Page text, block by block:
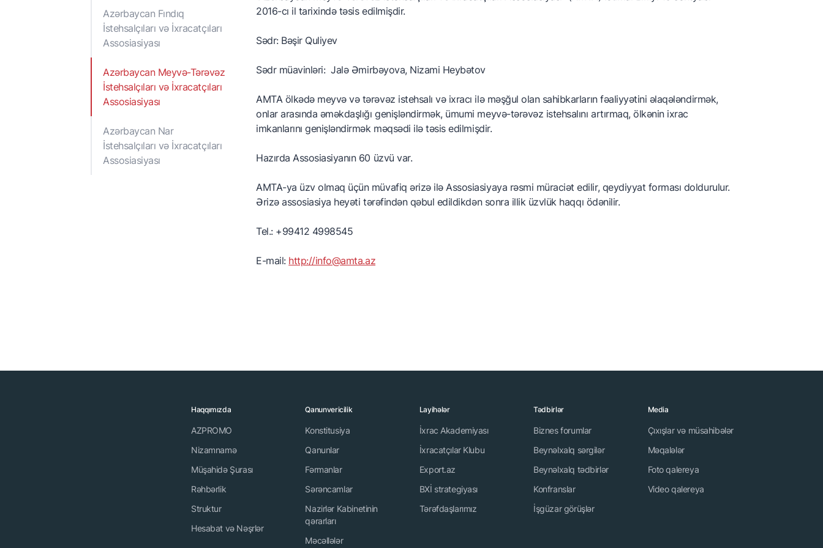
markalama
Xidmətlərimiz
Assosiasiyalar
İxracatçıları Assosiasiyası
Azərbaycan Fındıq
İstehsalçıları və İxracatçıları
Assosiasiyası
Azərbaycan Meyvə-Tərəvəz
İstehsalçıları və İxracatçıları
Assosiasiyası
Azərbaycan Nar
İstehsalçıları və İxracatçıları
Assosiasiyası
2016-cı il tarixində təsis edilmişdir.
Sədr: Bəşir Quliyev
Sədr müavinləri: Jalə Əmirbəyova, Nizami Heybətov
AMTA ölkədə meyvə və tərəvəz istehsalı və ixracı ilə məşğul olan sahibkarların fəaliyyətini əlaqələndirmək,
onlar arasında əməkdaşlığı genişləndirmək, ümumi meyvə-tərəvəz istehsalını artırmaq, ölkənin ixrac
imkanlarını genişləndirmək məqsədi ilə təsis edilmişdir.
Hazırda Assosiasiyanın 60 üzvü var.
AMTA-ya üzv olmaq üçün müvafiq ərizə ilə Assosiasiyaya rəsmi müraciət edilir, qeydiyyat forması doldurulur.
Ərizə assosiasiya heyəti tərəfindən qəbul edildikdən sonra illik üzvlük haqqı ödənilir.
Tel.: +99412 4998545
E-mail: http://info@amta.az
Haqqımızda
AZPROMO
Nizamnamə
Müşahidə Şurası
Rəhbərlik
Struktur
Hesabat və Nəşrlər
Qanunvericilik
Konstitusiya
Qanunlar
Fərmanlar
Sərəncamlar
Nazirlər Kabinetinin
qərarları
Məcəllələr
Layihələr
İxrac Akademiyası
İxracatçılar Klubu
Export.az
BXİ strategiyası
Tərəfdaşlarımız
Tədbirlər
Biznes forumlar
Beynəlxalq sərgilər
Beynəlxalq tədbirlər
Konfranslar
İşgüzar görüşlər
Media
Çıxışlar və müsahibələr
Məqalələr
Foto qalereya
Video qalereya